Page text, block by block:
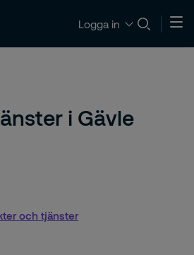
Logga in
i Gävle
och tjänster